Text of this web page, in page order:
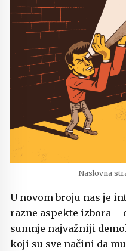
Naslovna
U novom broju nas je
razne aspekte izbora –
sumnje najvažniji
koji su sve načini da